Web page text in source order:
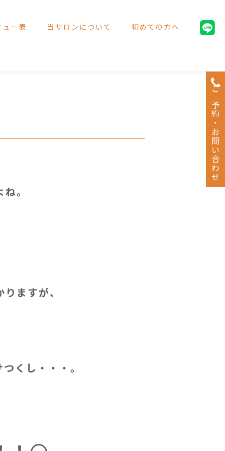
ュー表 当サロンについて 初めての方へ
。
ますが、
くし・・・。
ご予約・お問い合わせ